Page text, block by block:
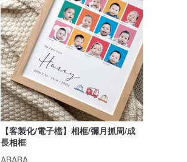
【客製化/電子檔】相框/彌月抓周/成
長相框